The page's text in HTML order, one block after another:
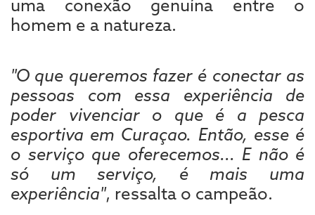
uma conexão genuína entre o
homem e a natureza.
"O que queremos fazer é conectar as
pessoas com essa experiência de
poder vivenciar o que é a pesca
esportiva em Curaçao. Então, esse é
o serviço que oferecemos... E não é
só um serviço, é mais uma
experiência", ressalta o campeão.